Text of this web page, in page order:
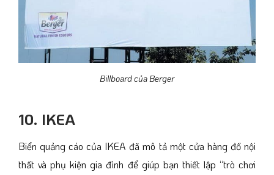
Billboard của Berger
10. IKEA
Biển quảng cáo của IKEA đã mô tả một cửa hàng đồ nội
thất và phụ kiện gia đình để giúp bạn thiết lập “trò chơi